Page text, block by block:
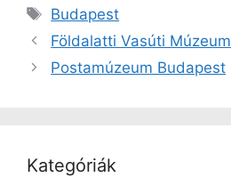
Címkék
Budapest
Földalatti Vasúti Múzeum
Postamúzeum Budapest
Kategóriák